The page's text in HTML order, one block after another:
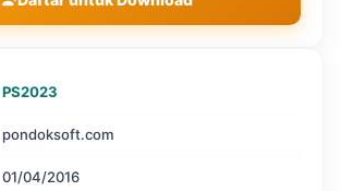
PS2023
pondoksoft.com
01/04/2016